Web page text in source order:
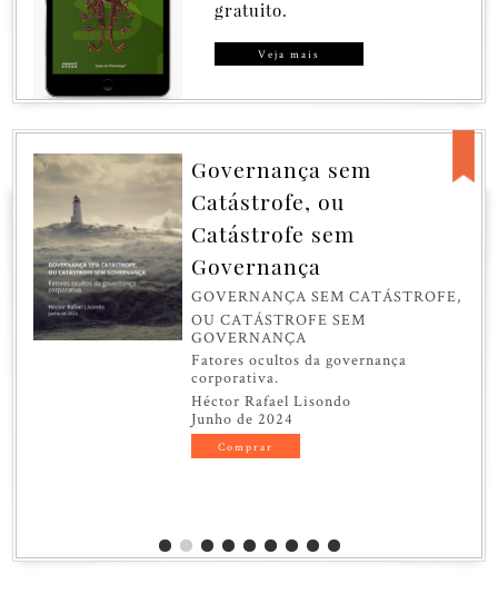
gratuito.
Veja mais
Governança sem
Catástrofe, ou
Catástrofe sem
Governança
GOVERNANÇA SEM CATÁSTROFE,
OU CATÁSTROFE SEM
GOVERNANÇA
Fatores ocultos da governança
corporativa.
Héctor Rafael Lisondo
Junho de 2024
Comprar